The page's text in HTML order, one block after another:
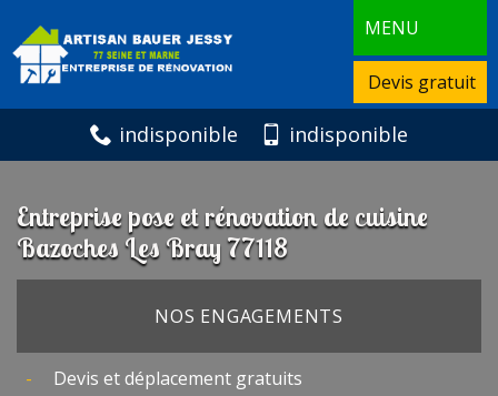
MENU
Devis gratuit
indisponible indisponible
Entreprise pose et rénovation de cuisine
Bazoches Les Bray 77118
NOS ENGAGEMENTS
Devis et déplacement gratuits